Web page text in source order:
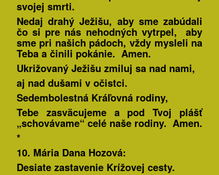
svojej smrti.
Nedaj drahý Ježišu, aby sme zabúdali
čo si pre nás nehodných vytrpel, aby
sme pri našich pádoch, vždy mysleli na
Teba a činili pokánie. Amen.
Ukrižovaný Ježišu zmiluj sa nad nami,
aj nad dušami v očistci.
Sedembolestná Kráľovná rodiny,
Tebe zasväcujeme a pod Tvoj plášť
„schovávame“ celé naše rodiny. Amen.
*
10. Mária DanaHozová:
Desiate zastavenie Krížovej cesty.